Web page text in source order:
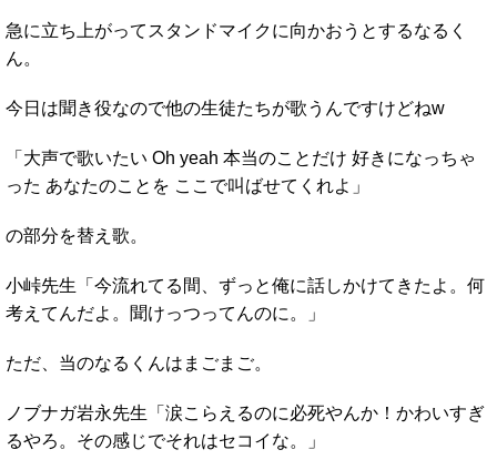
急に立ち上がってスタンドマイクに向かおうとするなるく
ん。
今日は聞き役なので他の生徒たちが歌うんですけどねw
「大声で歌いたい Oh yeah 本当のことだけ 好きになっちゃ
った あなたのことを ここで叫ばせてくれよ」
の部分を替え歌。
小峠先生「今流れてる間、ずっと俺に話しかけてきたよ。何
考えてんだよ。聞けっつってんのに。」
ただ、当のなるくんはまごまご。
ノブナガ岩永先生「涙こらえるのに必死やんか！かわいすぎ
るやろ。その感じでそれはセコイな。」